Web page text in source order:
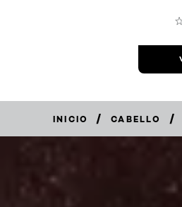
INICIO / CABELLO /